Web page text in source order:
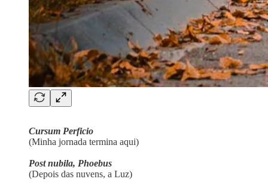
Cursum Perficio
(Minha jornada termina aqui)
Post nubila, Phoebus
(Depois das nuvens, a Luz)